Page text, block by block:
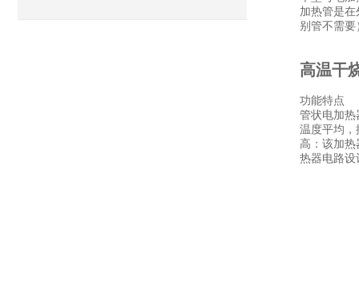
加热管是
别管不需
高温干
功能特点
管状电加
温度平均，
高：该加热
热器电路设